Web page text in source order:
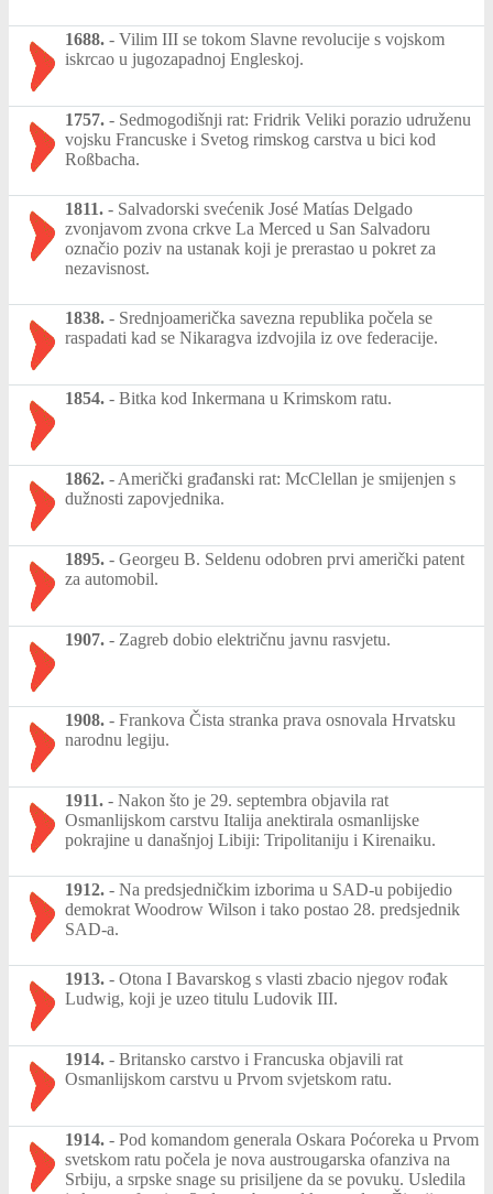
1688. - Vilim III se tokom Slavne revolucije s vojskom
iskrcao u jugozapadnoj Engleskoj.
1757. - Sedmogodišnji rat: Fridrik Veliki porazio udruženu
vojsku Francuske i Svetog rimskog carstva u bici kod
Roßbacha.
1811. - Salvadorski svećenik José Matías Delgado
zvonjavom zvona crkve La Merced u San Salvadoru
označio poziv na ustanak koji je prerastao u pokret za
nezavisnost.
1838. - Srednjoamerička savezna republika počela se
raspadati kad se Nikaragva izdvojila iz ove federacije.
1854. - Bitka kod Inkermana u Krimskom ratu.
1862. - Američki građanski rat: McClellan je smijenjen s
dužnosti zapovjednika.
1895. - Georgeu B. Seldenu odobren prvi američki patent
za automobil.
1907. - Zagreb dobio električnu javnu rasvjetu.
1908. - Frankova Čista stranka prava osnovala Hrvatsku
narodnu legiju.
1911. - Nakon što je 29. septembra objavila rat
Osmanlijskom carstvu Italija anektirala osmanlijske
pokrajine u današnjoj Libiji: Tripolitaniju i Kirenaiku.
1912. - Na predsjedničkim izborima u SAD-u pobijedio
demokrat Woodrow Wilson i tako postao 28. predsjednik
SAD-a.
1913. - Otona I Bavarskog s vlasti zbacio njegov rođak
Ludwig, koji je uzeo titulu Ludovik III.
1914. - Britansko carstvo i Francuska objavili rat
Osmanlijskom carstvu u Prvom svjetskom ratu.
1914. - Pod komandom generala Oskara Poćoreka u Prvom
svetskom ratu počela je nova austrougarska ofanziva na
Srbiju, a srpske snage su prisiljene da se povuku. Usledila